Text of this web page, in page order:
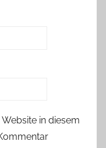
in diesem